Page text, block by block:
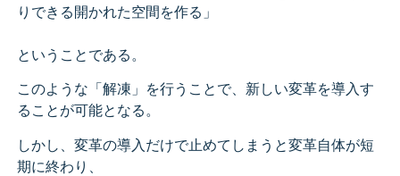
りできる開かれた空間を作る」
ということである。
このような「解凍」を行うことで、新しい変革を導入す
ることが可能となる。
しかし、変革の導入だけで止めてしまうと変革自体が短
期に終わり、